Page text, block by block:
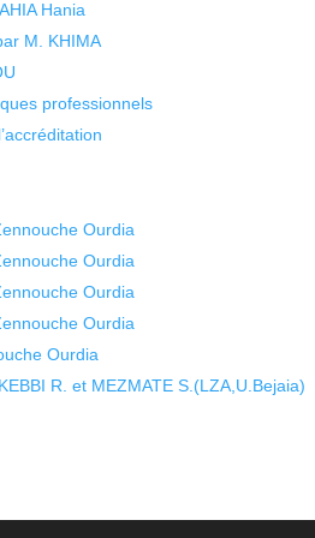
Hania
M. KHIMA
professionnels
Ourdia
Ourdia
Ourdia
Ourdia
Ourdia
R. et MEZMATE S.(LZA,U.Bejaia)